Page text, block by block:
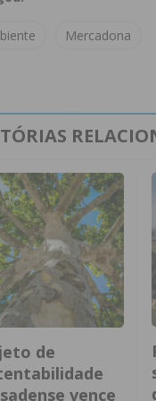
Mercadona
de
vence